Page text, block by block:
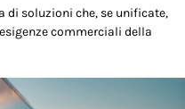
soluzioni che, se unificate,
commerciali della